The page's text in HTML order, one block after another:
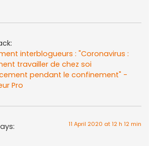
interblogueurs : "Coronavirus :
travailler de chez soi
pendant le confinement" -
Pro
11 April 2020 at 12 h 12 min